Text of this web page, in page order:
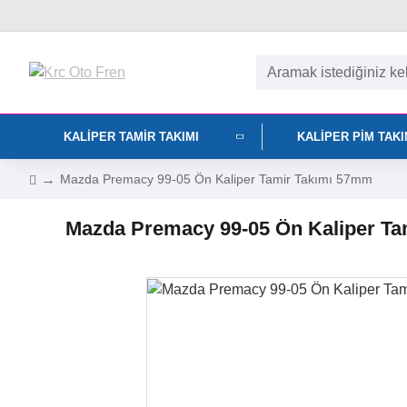
KALIPER TAMIR TAKIMI KALIPER PIM
Mazda Premacy 99-05 Ön Kaliper Tamir Takımı 57mm
Mazda Premacy 99-05 Ön Kaliper